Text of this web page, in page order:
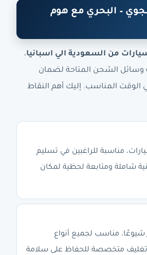
– البحري مع هوم
من السعودية الي اسبانيا،
الشحن المتاحة لضمان
المناسب. إليك أهم النقاط
مناسبة للراغبين في تسليم
شاملة ومتابعة لحظية لمكان
شيوعًا، مناسب لجميع أنواع
تغليف متخصصة للحفاظ على سلامة